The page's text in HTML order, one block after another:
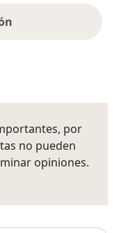
por
no pueden
opiniones.